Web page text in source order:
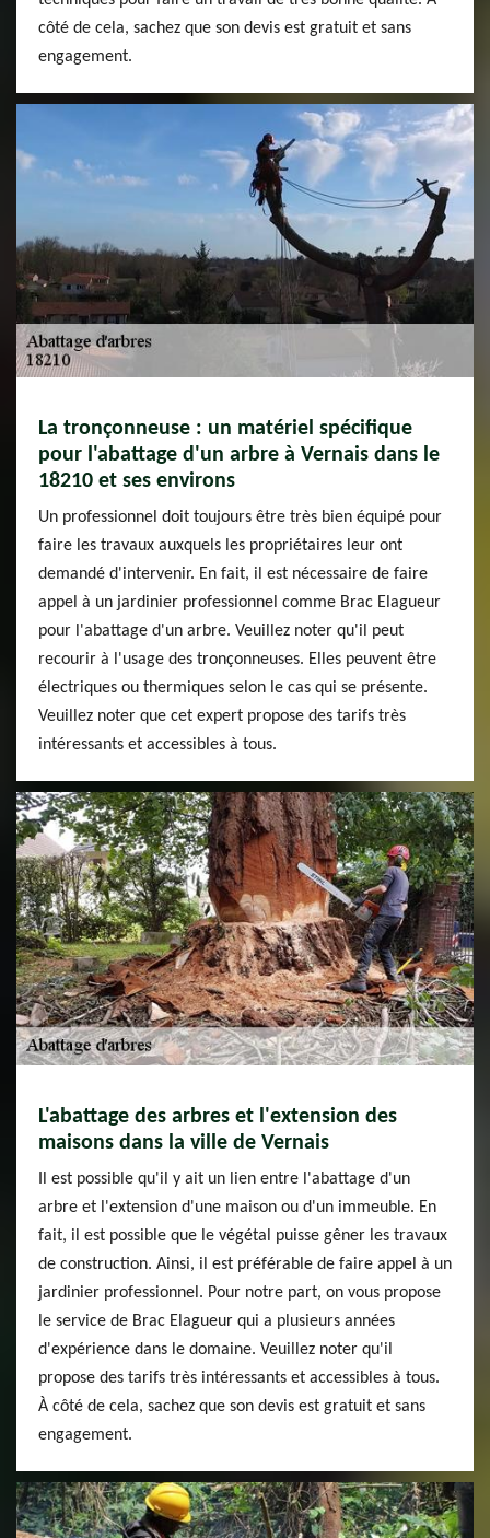
côté de cela, sachez que son devis est gratuit et sans
engagement.
La tronçonneuse : un matériel spécifique
pour l'abattage d'un arbre à Vernais dans le
18210 et ses environs
Un professionnel doit toujours être très bien équipé pour
faire les travaux auxquels les propriétaires leur ont
demandé d'intervenir. En fait, il est nécessaire de faire
appel à un jardinier professionnel comme Brac Elagueur
pour l'abattage d'un arbre. Veuillez noter qu'il peut
recourir à l'usage des tronçonneuses. Elles peuvent être
électriques ou thermiques selon le cas qui se présente.
Veuillez noter que cet expert propose des tarifs très
intéressants et accessibles à tous.
L'abattage des arbres et l'extension des
maisons dans la ville de Vernais
Il est possible qu'il y ait un lien entre l'abattage d'un
arbre et l'extension d'une maison ou d'un immeuble. En
fait, il est possible que le végétal puisse gêner les travaux
de construction. Ainsi, il est préférable de faire appel à un
jardinier professionnel. Pour notre part, on vous propose
le service de Brac Elagueur qui a plusieurs années
d'expérience dans le domaine. Veuillez noter qu'il
propose des tarifs très intéressants et accessibles à tous.
À côté de cela, sachez que son devis est gratuit et sans
engagement.